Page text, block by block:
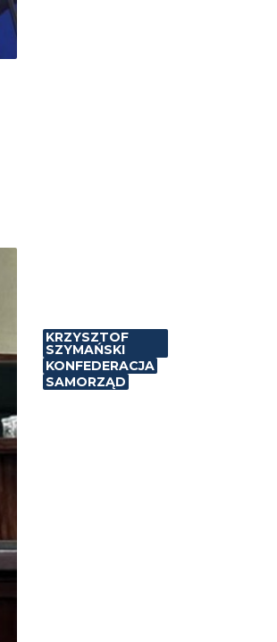
KRZYSZTOF
SZYMAŃSKI
KONFEDERACJA
SAMORZĄD